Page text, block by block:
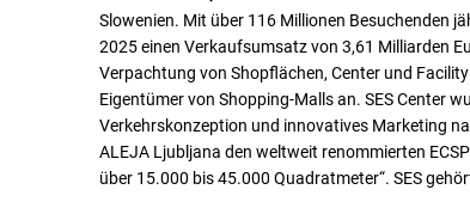
Slowenien. Mit über 116 Millionen Besuchenden
2025 einen Verkaufsumsatz von 3,61 Milliarden
Verpachtung von Shopflächen, Center und
Eigentümer von Shopping-Malls an. SES Center
Verkehrskonzeption und innovatives Marketing
ALEJA Ljubljana den weltweit renommierten
über 15.000 bis 45.000 Quadratmeter“. SES